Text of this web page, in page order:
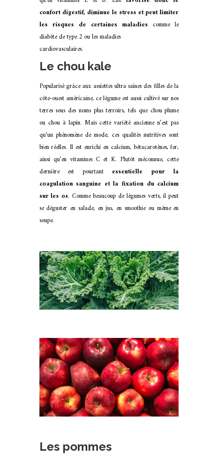
confort digestif, diminue le stress et peut limiter
les risques de certaines maladies comme le
diabète de type 2 ou les maladies
cardiovasculaires.
Le chou kale
Popularisé grâce aux assiettes ultra saines des filles de la
côte-ouest américaine, ce légume est aussi cultivé sur nos
terres sous des noms plus terroirs, tels que chou plume
ou chou à lapin. Mais cette variété ancienne n’est pas
qu’un phénomène de mode, ces qualités nutritives sont
bien réelles. Il est enrichi en calcium, bêtacarotènes, fer,
ainsi qu’en vitamines C et K. Plutôt méconnue, cette
dernière est pourtantessentielle pour la
coagulation sanguine et la fixation du calcium
sur les os. Comme beaucoup de légumes verts, il peut
se déguster en salade, en jus, en smoothie ou même en
soupe.
Les pommes